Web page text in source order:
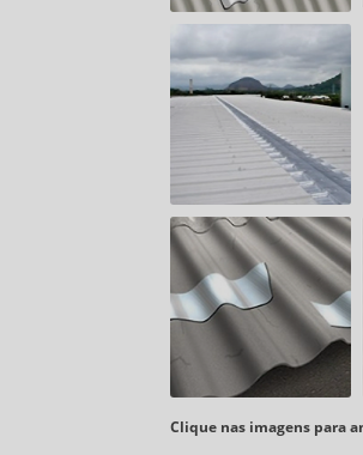
Clique nas imagens para